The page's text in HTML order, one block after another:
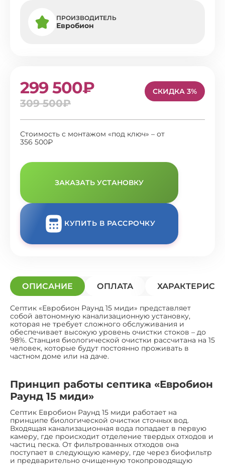
ПРОИЗВОДИТЕЛЬ
Евробион
299 500₽
309 500₽
СКИДКА 3%
Стоимость с монтажом «под ключ» – от
356 500₽
ЗАКАЗАТЬ УСТАНОВКУ
КУПИТЬ В РАССРОЧКУ
ОПИСАНИЕ ОПЛАТА
Септик «Евробион Раунд 15 миди» представляет
собой автономную канализационную установку,
которая не требует сложного обслуживания и
обеспечивает высокую уровень очистки стоков – до
98%. Станция биологической очистки рассчитана на 15
человек, которые будут постоянно проживать в
частном доме или на даче.
Принцип работы септика «Евробион
Раунд 15 миди»
Септик Евробион Раунд 15 миди работает на
принципе биологической очистки сточных вод.
Входящая канализационная вода попадает в первую
камеру, где происходит отделение твердых отходов и
частиц песка. От фильтрованных отходов она
поступает в следующую камеру, где через биофильтр
и предварительно очищенную токопроводящую